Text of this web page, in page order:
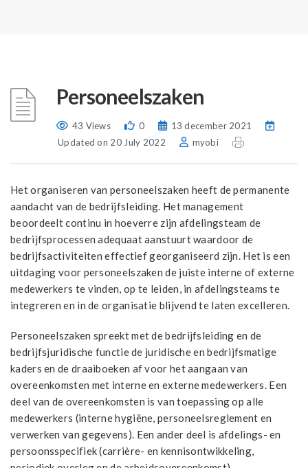
Personeelszaken
43 Views 0
13 december 2021
Updated on 20 July 2022
myobi
Het organiseren van personeelszaken heeft de permanente
aandacht van de bedrijfsleiding. Het management
beoordeelt continu in hoeverre zijn afdelingsteam de
bedrijfsprocessen adequaat aanstuurt waardoor de
bedrijfsactiviteiten effectief georganiseerd zijn. Het is een
uitdaging voor personeelszaken de juiste interne of externe
medewerkers te vinden, op te leiden, in afdelingsteams te
integreren en in de organisatie blijvend te laten excelleren.
Personeelszaken spreekt met de bedrijfsleiding en de
bedrijfsjuridische functie de juridische en bedrijfsmatige
kaders en de draaiboeken af voor het aangaan van
overeenkomsten met interne en externe medewerkers. Een
deel van de overeenkomsten is van toepassing op alle
medewerkers (interne hygiëne, personeelsreglement en
verwerken van gegevens). Een ander deel is afdelings- en
persoonsspecifiek (carrière- en kennisontwikkeling,